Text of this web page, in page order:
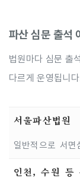
파산 심문 출석
법원마다 심문 출
다르게 운영됩니
서울파산법원
일반적으로 서
인천, 수원 등